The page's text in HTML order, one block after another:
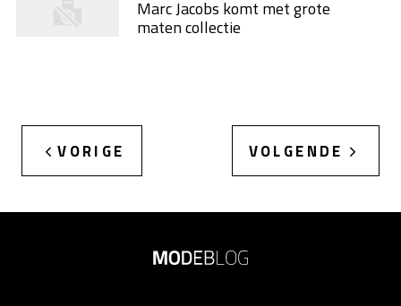
Marc Jacobs komt met grote
maten collectie
VORIGE VOLGENDE